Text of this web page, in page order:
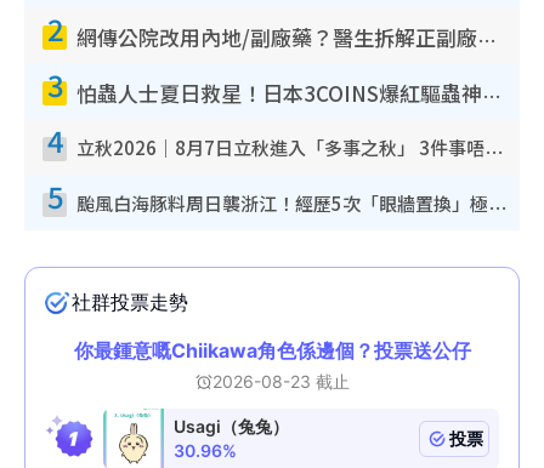
2 網傳公院改用內地/副廠藥？醫生拆解正副廠分別 揭4類人換藥隨時出事
3 怕蟲人士夏日救星！日本3COINS爆紅驅蟲神器$45起 1招「全程免觸碰」輕鬆搞定小強
4 立秋2026｜8月7日立秋進入「多事之秋」 3件事唔做得！專家教6招開運 清枱頭／銀包納氣接好運
5 颱風白海豚料周日襲浙江！經歷5次「眼牆置換」極罕見 成登陸內地最長途颱風